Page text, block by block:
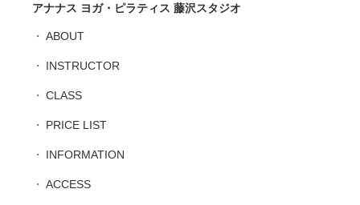
アナナス ヨガ・ピラティス 藤沢スタジオ
ABOUT
INSTRUCTOR
CLASS
PRICE LIST
INFORMATION
ACCESS